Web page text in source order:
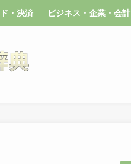
・決済 ビジネス・企業・会計